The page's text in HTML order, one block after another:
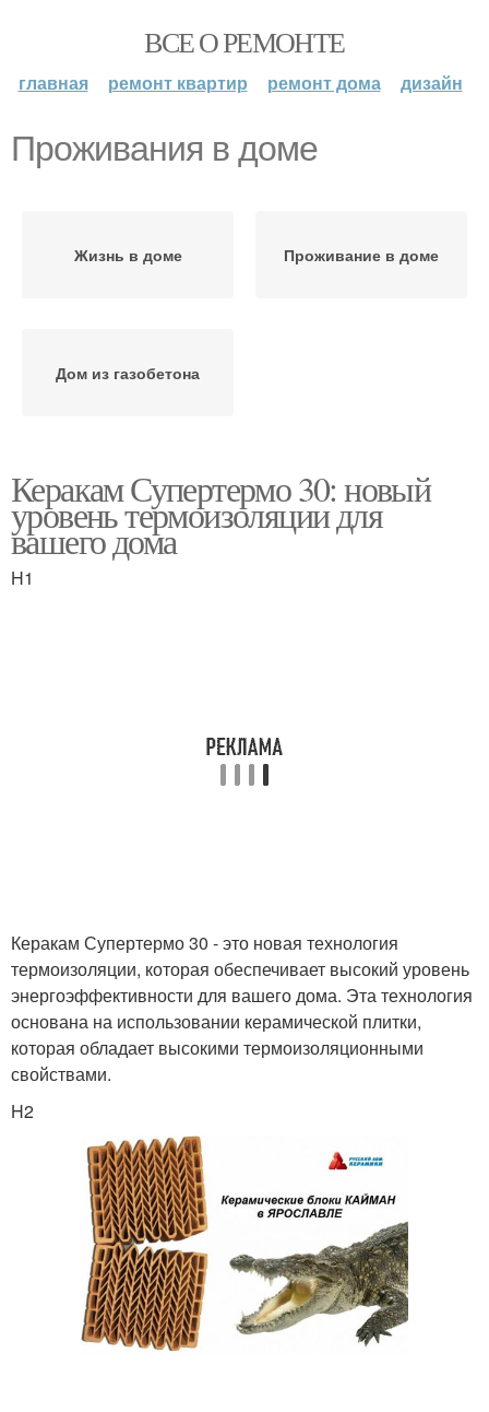
ВСЕ О РЕМОНТЕ
главная ремонт квартир ремонт дома дизайн
Проживания в доме
Жизнь в доме Проживание в доме
Дом из газобетона
Керакам Супертермо 30: новый
уровень термоизоляции для
вашего дома
H1
Керакам Супертермо 30 - это новая технология
термоизоляции, которая обеспечивает высокий уровень
энергоэффективности для вашего дома. Эта технология
основана на использовании керамической плитки,
которая обладает высокими термоизоляционными
свойствами.
H2